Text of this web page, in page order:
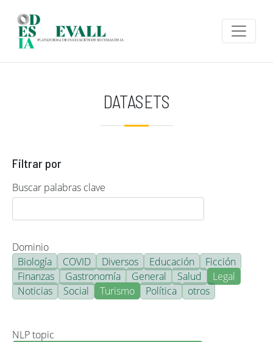
DATASETS
Filtrar por
Buscar palabras clave
Dominio
Biología
COVID Diversos Educación
Ficción
Finanzas
Gastronomía General Salud
Legal
Noticias
Social Turismo Política otros
NLP topic